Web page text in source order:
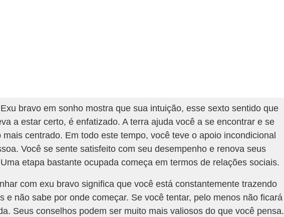
Exu bravo em sonho mostra que sua intuição, esse sexto sentido que
a estar certo, é enfatizado. A terra ajuda você a se encontrar e se
mais centrado. Em todo este tempo, você teve o apoio incondicional
Você se sente satisfeito com seu desempenho e renova seus
etapa bastante ocupada começa em termos de relações sociais.
com exu bravo significa que você está constantemente trazendo
e não sabe por onde começar. Se você tentar, pelo menos não ficará
Seus conselhos podem ser muito mais valiosos do que você pensa.